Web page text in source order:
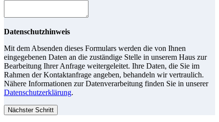
Datenschutzhinweis
Mit dem Absenden dieses Formulars werden die von Ihnen
eingegebenen Daten an die zuständige Stelle in unserem Haus zur
Bearbeitung Ihrer Anfrage weitergeleitet. Ihre Daten, die Sie im
Rahmen der Kontaktanfrage angeben, behandeln wir vertraulich.
Nähere Informationen zur Datenverarbeitung finden Sie in unserer
Datenschutzerklärung.
Nächster Schritt